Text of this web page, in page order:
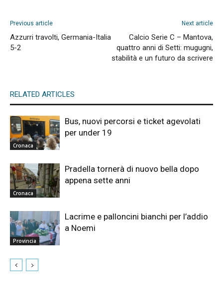
Previous article
Azzurri travolti, Germania-Italia
5-2
Next article
Calcio Serie C – Mantova,
quattro anni di Setti: mugugni,
stabilità e un futuro da scrivere
RELATED ARTICLES
Cronaca
Bus, nuovi percorsi e ticket agevolati
per under 19
Cronaca
Pradella tornerà di nuovo bella dopo
appena sette anni
Provincia
Lacrime e palloncini bianchi per l’addio
a Noemi